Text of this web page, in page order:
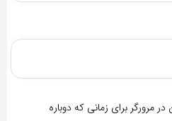
مرورگر برای زمانی که دوباره